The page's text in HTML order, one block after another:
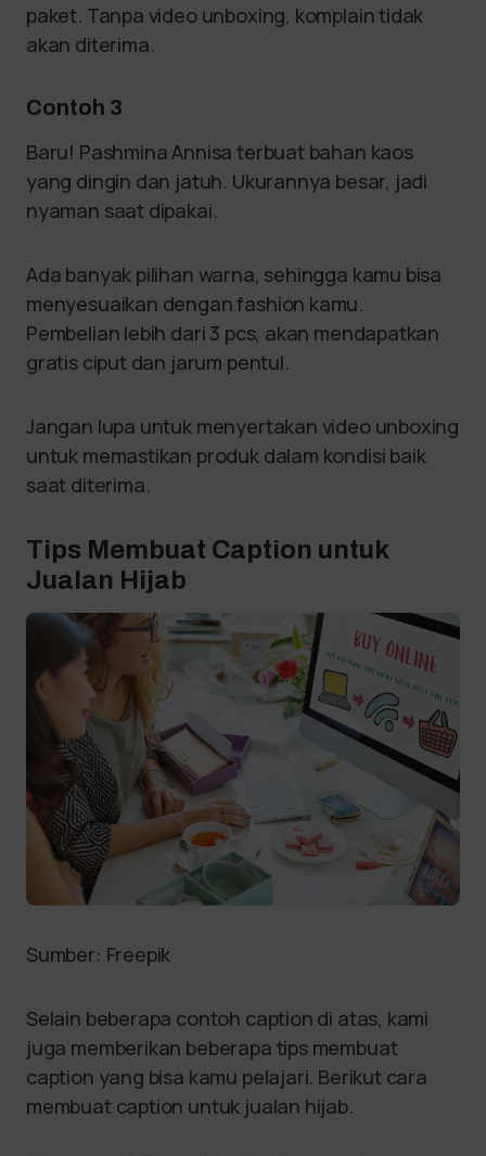
paket. Tanpa video unboxing, komplain tidak
akan diterima.
Contoh 3
Baru! Pashmina Annisa terbuat bahan kaos
yang dingin dan jatuh. Ukurannya besar, jadi
nyaman saat dipakai.
Ada banyak pilihan warna, sehingga kamu bisa
menyesuaikan dengan fashion kamu.
Pembelian lebih dari 3 pcs, akan mendapatkan
gratis ciput dan jarum pentul.
Jangan lupa untuk menyertakan video unboxing
untuk memastikan produk dalam kondisi baik
saat diterima.
Tips Membuat Caption untuk
Jualan Hijab
Sumber: Freepik
Selain beberapa contoh caption di atas, kami
juga memberikan beberapa tips membuat
caption yang bisa kamu pelajari. Berikut cara
membuat caption untuk jualan hijab.